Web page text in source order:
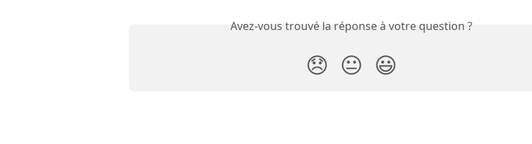
Avez-vous trouvé la réponse à votre question ?
😞 😐 😃